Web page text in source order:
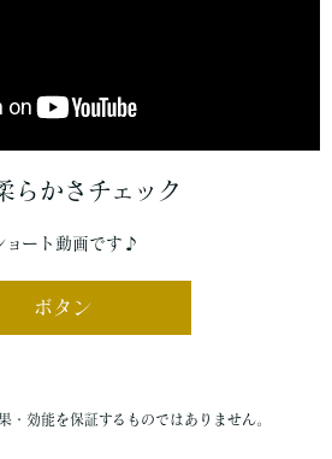
らかさチェック
ョート動画です♪
ボタン
・効能を保証するものではありません。